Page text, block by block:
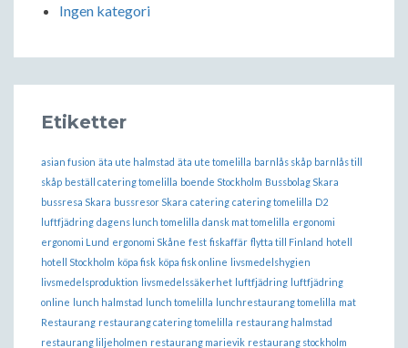
Ingen kategori
Etiketter
asian fusion äta ute halmstad äta ute tomelilla barnlås skåp barnlås till
skåp beställ catering tomelilla boende Stockholm Bussbolag Skara
bussresa Skara bussresor Skara catering catering tomelilla D2
luftfjädring dagens lunch tomelilla dansk mat tomelilla ergonomi
ergonomi Lund ergonomi Skåne fest fiskaffär flytta till Finland hotell
hotell Stockholm köpa fisk köpa fisk online livsmedelshygien
livsmedelsproduktion livsmedelssäkerhet luftfjädring luftfjädring
online lunch halmstad lunch tomelilla lunchrestaurang tomelilla mat
Restaurang restaurang catering tomelilla restaurang halmstad
restaurang liljeholmen restaurang marievik restaurang stockholm